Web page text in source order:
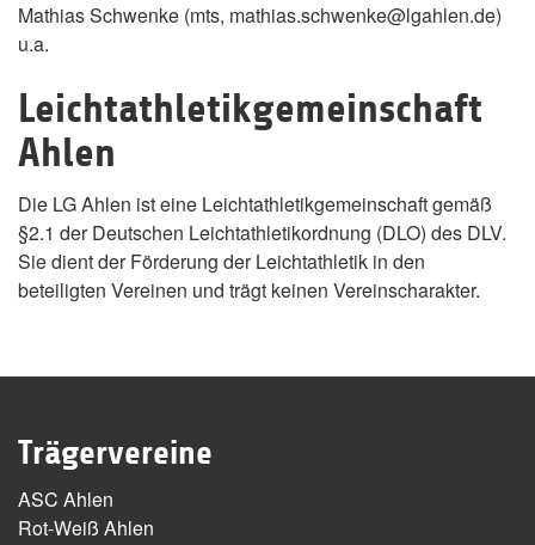
Mathias Schwenke (mts, mathias.schwenke@lgahlen.de)
u.a.
Leichtathletikgemeinschaft
Ahlen
Die LG Ahlen ist eine Leichtathletikgemeinschaft gemäß
§2.1 der Deutschen Leichtathletikordnung (DLO) des DLV.
Sie dient der Förderung der Leichtathletik in den
beteiligten Vereinen und trägt keinen Vereinscharakter.
Trägervereine
ASC Ahlen
Rot-Weiß Ahlen